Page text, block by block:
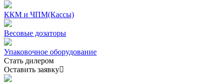
ККМ и ЧПМ(Кассы)
Весовые дозаторы
Упаковочное оборудование
Стать дилером
Оставить заявку